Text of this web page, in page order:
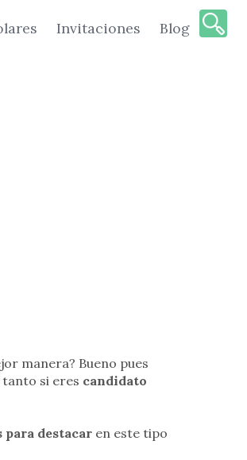
Invitaciones Blog
manera? Bueno pues
si eres candidato
para destacaren este tipo